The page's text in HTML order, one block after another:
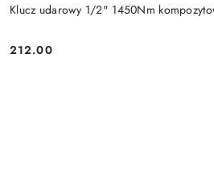
Klucz udarowy 1/2" 1450Nm
Cena:
212.00